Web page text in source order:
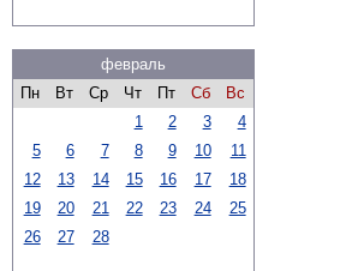
февраль
Пн
Вт Ср Чт Пт Сб
Вс
1
2 3
4
5
6 7 8 9 10
11
12
13 14 15 16 17
18
19
20 21 22 23 24
25
26
27 28